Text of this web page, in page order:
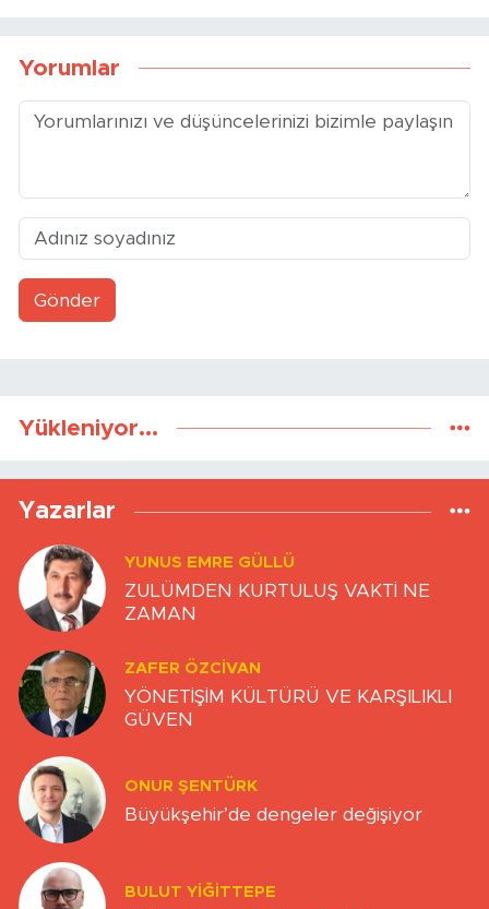
Yorumlar
Gönder
Yükleniyor...
Yazarlar
YUNUS EMRE GÜLLÜ
ZULÜMDEN KURTULUŞ VAKTİ NE
ZAMAN
ZAFER ÖZCIVAN
YÖNETİŞİM KÜLTÜRÜ VE KARŞILIKLI
GÜVEN
ONUR ŞENTÜRK
Büyükşehir’de dengeler değişiyor
BULUT YİĞİTTEPE